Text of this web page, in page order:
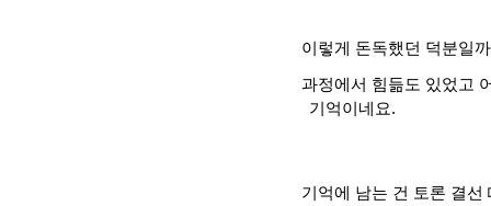
이렇게 돈독했던 덕분일
과정에서 힘듦도 있었고
기억이네요.
기억에 남는 건 토론 결선